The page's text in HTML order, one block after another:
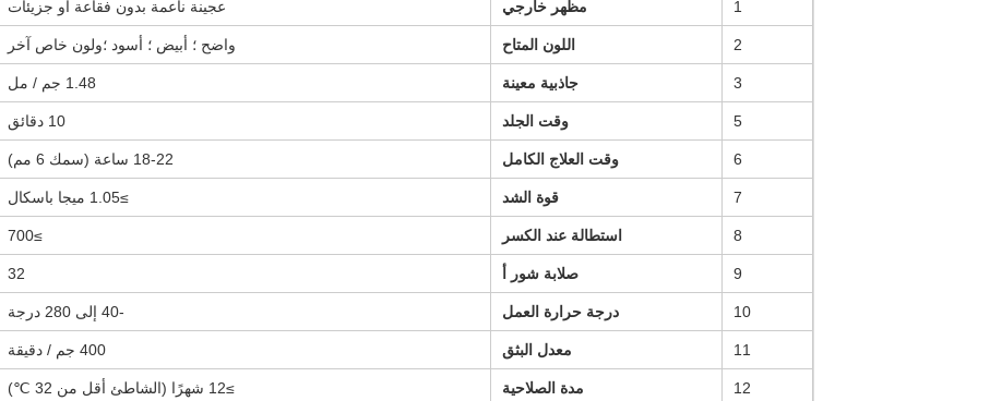
1 مظهر خارجي عجينة ناعمة بدون فقاعة أو جزيئات
2 اللون المتاح واضح ؛ أبيض ؛ أسود ؛ولون خاص آخر
3 جاذبية معينة 1.48 جم / مل
5 وقت الجلد 10 دقائق
6 وقت العلاج الكامل 18-22 ساعة (سمك 6 مم)
7 قوة الشد ≥1.05 ميجا باسكال
8 استطالة عند الكسر ≥700
9 صلابة شور أ 32
10 درجة حرارة العمل -40 إلى 280 درجة
11 معدل البثق 400 جم / دقيقة
12 مدة الصلاحية ≥12 شهرًا (الشاطئ أقل من 32 ℃)